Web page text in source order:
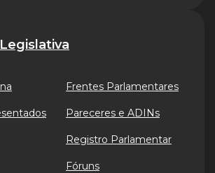
Frentes Parlamentares
Pareceres e ADINs
Registro Parlamentar
Fóruns